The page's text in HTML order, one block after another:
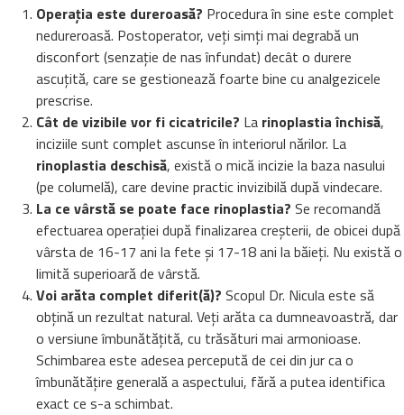
Operația este dureroasă? Procedura în sine este complet
nedureroasă. Postoperator, veți simți mai degrabă un
disconfort (senzație de nas înfundat) decât o durere
ascuțită, care se gestionează foarte bine cu analgezicele
prescrise.
Cât de vizibile vor fi cicatricile? La rinoplastia închisă,
inciziile sunt complet ascunse în interiorul nărilor. La
rinoplastia deschisă, există o mică incizie la baza nasului
(pe columelă), care devine practic invizibilă după vindecare.
La ce vârstă se poate face rinoplastia? Se recomandă
efectuarea operației după finalizarea creșterii, de obicei după
vârsta de 16-17 ani la fete și 17-18 ani la băieți. Nu există o
limită superioară de vârstă.
Voi arăta complet diferit(ă)? Scopul Dr. Nicula este să
obțină un rezultat natural. Veți arăta ca dumneavoastră, dar
o versiune îmbunătățită, cu trăsături mai armonioase.
Schimbarea este adesea percepută de cei din jur ca o
îmbunătățire generală a aspectului, fără a putea identifica
exact ce s-a schimbat.